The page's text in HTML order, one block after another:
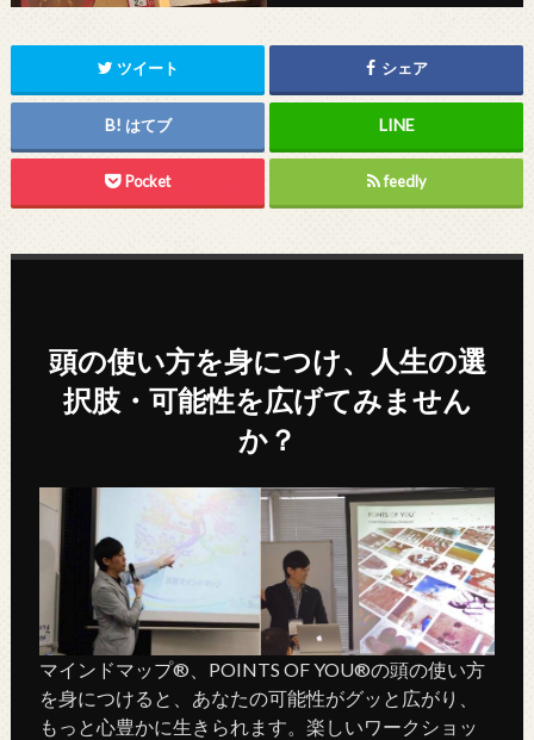
ツイート シェア
はてブ
Pocket feedly
頭の使い方を身につけ、人生の選
択肢・可能性を広げてみません
か？
マインドマップ®、POINTS OF YOU®の頭の使い方
を身につけると、あなたの可能性がグッと広がり、
もっと心豊かに生きられます。楽しいワークショッ